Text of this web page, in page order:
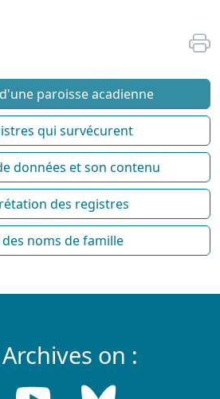
paroisse acadienne
qui survécurent
données et son contenu
des registres
noms de famille
on :